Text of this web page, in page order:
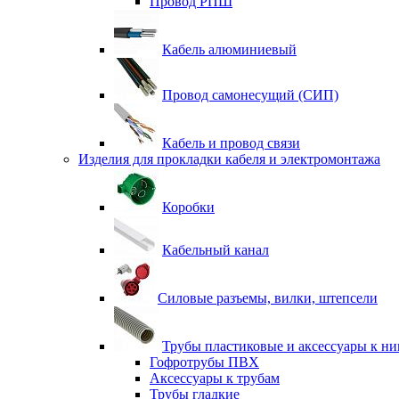
Кабель алюминиевый
Провод самонесущий (СИП)
Кабель и провод связи
Изделия для прокладки кабеля и электромонтажа
Коробки
Кабельный канал
Силовые разъемы, вилки, штепсели
Трубы пластиковые и аксессуары к
Гофротрубы ПВХ
Аксессуары к трубам
Трубы гладкие